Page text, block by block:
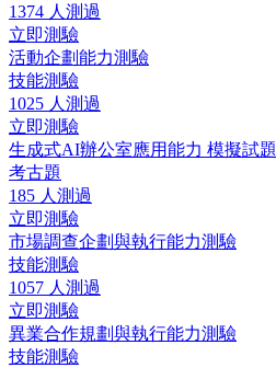
1374 人測過
立即測驗
活動企劃能力測驗
技能測驗
1025 人測過
立即測驗
生成式AI辦公室應用能力 模擬試題
考古題
185 人測過
立即測驗
市場調查企劃與執行能力測驗
技能測驗
1057 人測過
立即測驗
異業合作規劃與執行能力測驗
技能測驗